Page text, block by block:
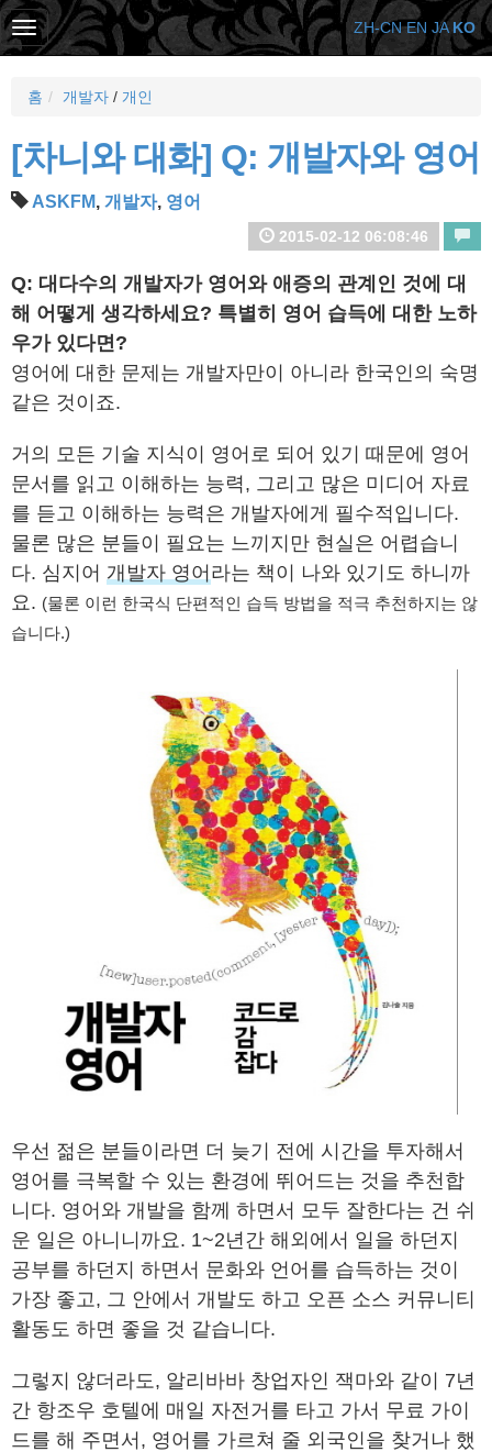
홈 개발자 / 개인
[차니와 대화] Q: 개발자와 영어
ASKFM, 개발자, 영어
2015-02-12 06:08:46
Q: 대다수의 개발자가 영어와 애증의 관계인 것에 대
해 어떻게 생각하세요? 특별히 영어 습득에 대한 노하
우가 있다면?
영어에 대한 문제는 개발자만이 아니라 한국인의 숙명
같은 것이죠.
거의 모든 기술 지식이 영어로 되어 있기 때문에 영어
문서를 읽고 이해하는 능력, 그리고 많은 미디어 자료
를 듣고 이해하는 능력은 개발자에게 필수적입니다.
물론 많은 분들이 필요는 느끼지만 현실은 어렵습니
다. 심지어 개발자 영어 라는 책이 나와 있기도 하니까
요. (물론 이런 한국식 단편적인 습득 방법을 적극 추천하지는 않
습니다.)
우선 젊은 분들이라면 더 늦기 전에 시간을 투자해서
영어를 극복할 수 있는 환경에 뛰어드는 것을 추천합
니다. 영어와 개발을 함께 하면서 모두 잘한다는 건 쉬
운 일은 아니니까요. 1~2년간 해외에서 일을 하던지
공부를 하던지 하면서 문화와 언어를 습득하는 것이
가장 좋고, 그 안에서 개발도 하고 오픈 소스 커뮤니티
활동도 하면 좋을 것 같습니다.
그렇지 않더라도, 알리바바 창업자인 잭마와 같이 7년
간 항조우 호텔에 매일 자전거를 타고 가서 무료 가이
드를 해 주면서, 영어를 가르쳐 줄 외국인을 찾거나 했
ZH-CN EN JA KO